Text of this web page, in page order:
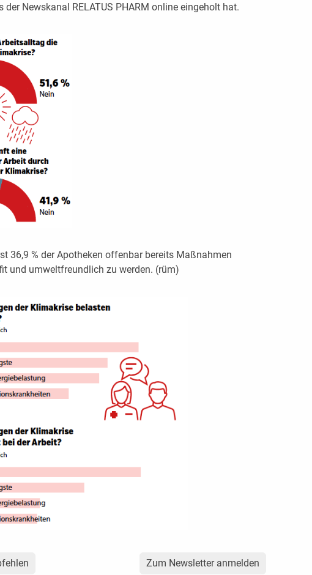
Newskanal RELATUS PHARM online eingeholt hat.
36,9 % der Apotheken offenbar bereits Maßnahmen
und umweltfreundlich zu werden. (rüm)
Zum Newsletter anmelden